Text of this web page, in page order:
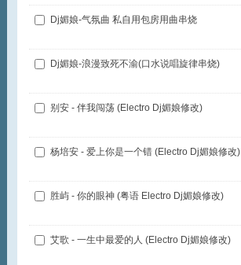
Dj媚娘-气氛曲 私自用包房用曲串烧
Dj媚娘-浪漫致死不渝(口水说唱旋律串烧)
别安 - 伴我闯荡 (Electro Dj媚娘修改)
杨培安 - 爱上你是一个错 (Electro Dj媚娘修改)
胜屿 - 你的眼神 (粤语 Electro Dj媚娘修改)
艾歌 - 一生中最爱的人 (Electro Dj媚娘修改)